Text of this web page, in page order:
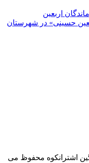
اربعین
حسینی» در شهرستان
اشترانکوه محفوظ می